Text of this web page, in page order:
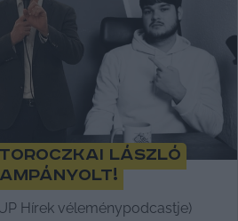
Toroczkai László
Hírek véleménypodcastje)